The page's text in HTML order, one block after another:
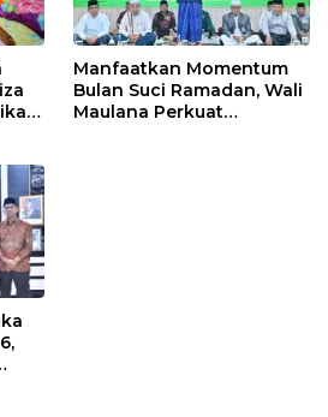
Manfaatkan Momentum
Bulan Suci Ramadan, Wali
Maulana Perkuat